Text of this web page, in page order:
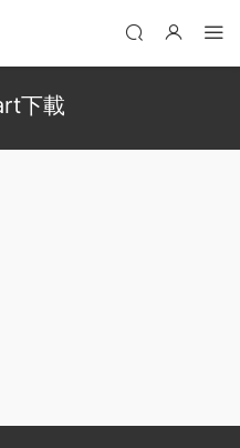
下載